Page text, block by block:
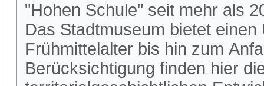
"Hohen Schule" seit mehr als
Das Stadtmuseum bietet
Frühmittelalter bis hin zum
Berücksichtigung finden hier